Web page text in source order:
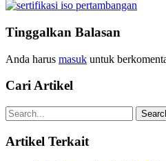
Tinggalkan Balasan
Anda harus masuk untuk
Cari Artikel
Artikel Terkait